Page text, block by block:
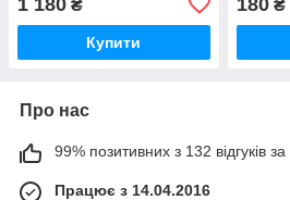
₴
Купити
₴
Про нас
99% позитивних з 132 відгуків за
Працює з 14.04.2016